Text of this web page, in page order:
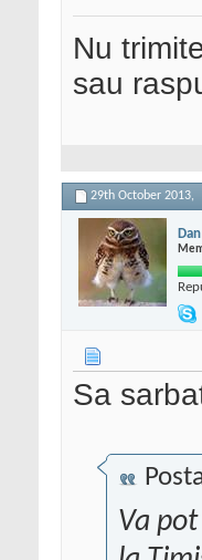
Nu
sau
29th October 2013,
Dan
Sa
Va